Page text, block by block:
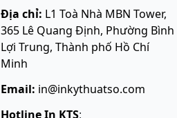
Địa chỉ: L1 Toà Nhà MBN Tower,
365 Lê Quang Định, Phường Bình
Lợi Trung, Thành phố Hồ Chí
Minh
Email: in@inkythuatso.com
Hotline In KTS: